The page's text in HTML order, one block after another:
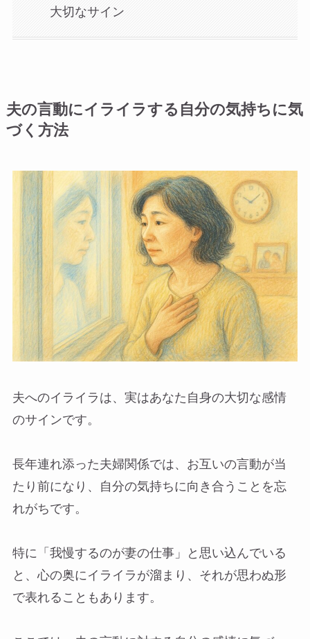
大切なサイン
夫の言動にイライラする自分の気持ちに気
づく方法
夫へのイライラは、実はあなた自身の大切な感情
のサインです。
長年連れ添った夫婦関係では、お互いの言動が当
たり前になり、自分の気持ちに向き合うことを忘
れがちです。
特に「我慢するのが妻の仕事」と思い込んでいる
と、心の奥にイライラが溜まり、それが思わぬ形
で表れることもあります。